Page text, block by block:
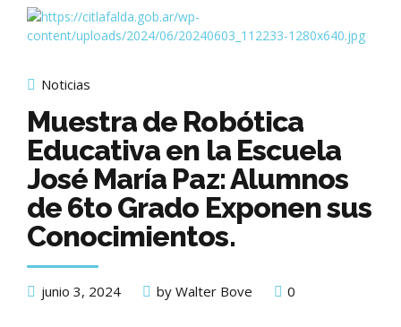
Noticias
Muestra de Robótica
Educativa en la Escuela
José María Paz: Alumnos
de 6to Grado Exponen sus
Conocimientos.
junio 3, 2024 by Walter Bove 0